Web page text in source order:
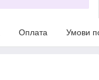
Оплата Умови